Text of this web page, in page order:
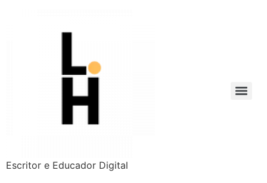
Escritor e Educador Digital